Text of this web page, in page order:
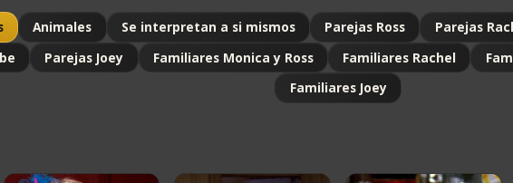
Animales Se interpretan a si mismos Parejas Ross Parejas
Parejas Joey Familiares Monica y Ross Familiares Rachel
Familiares Joey